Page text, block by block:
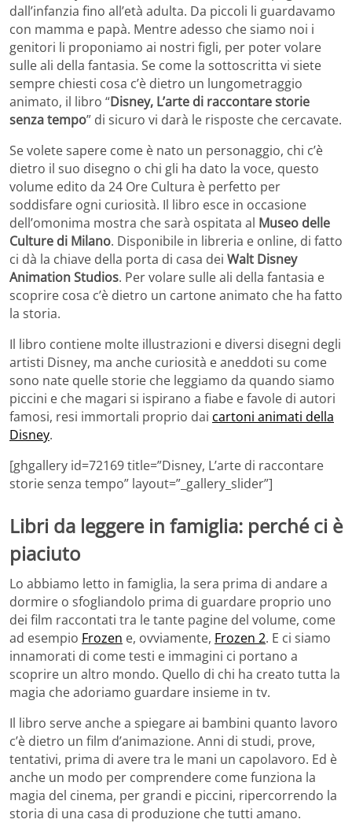
dall’infanzia fino all’età adulta. Da piccoli li guardavamo
con mamma e papà. Mentre adesso che siamo noi i
genitori li proponiamo ai nostri figli, per poter volare
sulle ali della fantasia. Se come la sottoscritta vi siete
sempre chiesti cosa c’è dietro un lungometraggio
animato, il libro “Disney, L’arte di raccontare storie
senza tempo” di sicuro vi darà le risposte che cercavate.
Se volete sapere come è nato un personaggio, chi c’è
dietro il suo disegno o chi gli ha dato la voce, questo
volume edito da 24 Ore Cultura è perfetto per
soddisfare ogni curiosità. Il libro esce in occasione
dell’omonima mostra che sarà ospitata al Museo delle
Culture di Milano. Disponibile in libreria e online, di fatto
ci dà la chiave della porta di casa dei Walt Disney
Animation Studios. Per volare sulle ali della fantasia e
scoprire cosa c’è dietro un cartone animato che ha fatto
la storia.
Il libro contiene molte illustrazioni e diversi disegni degli
artisti Disney, ma anche curiosità e aneddoti su come
sono nate quelle storie che leggiamo da quando siamo
piccini e che magari si ispirano a fiabe e favole di autori
famosi, resi immortali proprio dai cartoni animati della
Disney.
[ghgallery id=72169 title=”Disney, L’arte di raccontare
storie senza tempo” layout=”_gallery_slider”]
Libri da leggere in famiglia: perché ci è
piaciuto
Lo abbiamo letto in famiglia, la sera prima di andare a
dormire o sfogliandolo prima di guardare proprio uno
dei film raccontati tra le tante pagine del volume, come
ad esempio Frozen e, ovviamente, Frozen 2. E ci siamo
innamorati di come testi e immagini ci portano a
scoprire un altro mondo. Quello di chi ha creato tutta la
magia che adoriamo guardare insieme in tv.
Il libro serve anche a spiegare ai bambini quanto lavoro
c’è dietro un film d’animazione. Anni di studi, prove,
tentativi, prima di avere tra le mani un capolavoro. Ed è
anche un modo per comprendere come funziona la
magia del cinema, per grandi e piccini, ripercorrendo la
storia di una casa di produzione che tutti amano.